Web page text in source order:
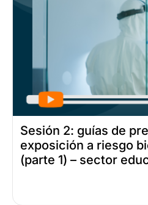
Sesión 2: guías de
exposición a riesgo
(parte 1) – sector